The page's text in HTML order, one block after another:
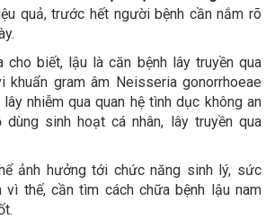
quả, trước hết người bệnh cần nắm rõ
cho biết, lậu là căn bệnh lây truyền qua
gram âm Neisseria gonorrhoeae
nhiễm qua quan hệ tình dục không an
dùng sinh hoạt cá nhân, lây truyền qua
ảnh hưởng tới chức năng sinh lý, sức
vì thế, cần tìm cách chữa bệnh lậu nam